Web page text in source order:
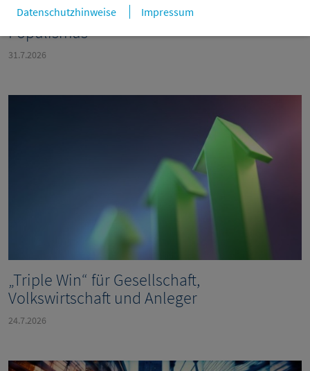
Datenschutzhinweise
Impressum
Der China-Schock 2.0 befeuert Europas
Populismus
31.7.2026
„Triple Win“ für Gesellschaft,
Volkswirtschaft und Anleger
24.7.2026